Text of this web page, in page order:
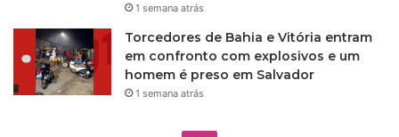
1 semana atrás
Torcedores de Bahia e Vitória entram
em confronto com explosivos e um
homem é preso em Salvador
1 semana atrás